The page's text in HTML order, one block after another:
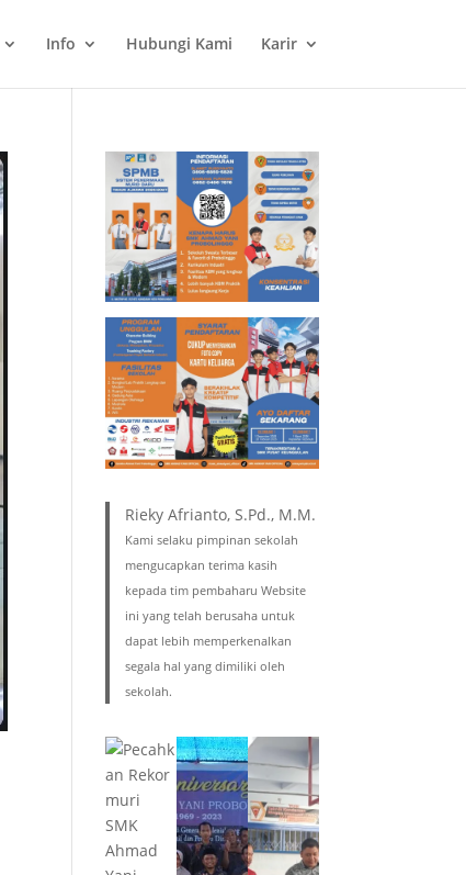
Info Hubungi Kami Karir
Rieky Afrianto, S.Pd., M.M.
Kami selaku pimpinan sekolah
mengucapkan terima kasih
kepada tim pembaharu Website
ini yang telah berusaha untuk
dapat lebih memperkenalkan
segala hal yang dimiliki oleh
sekolah.